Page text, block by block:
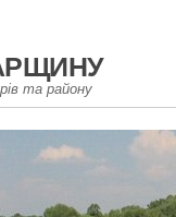
та району